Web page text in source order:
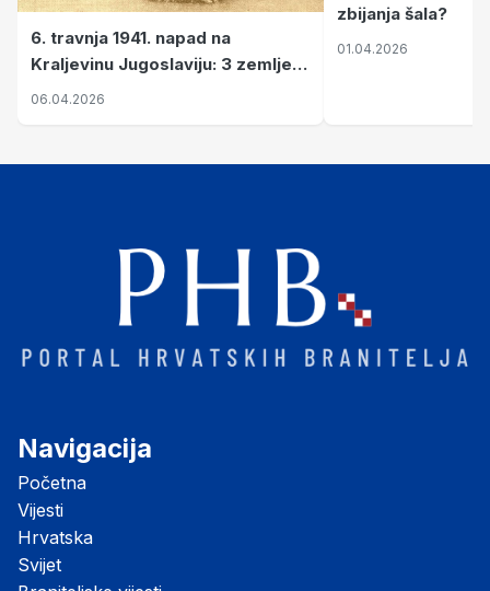
6. travnja 1941. napad na
Kraljevinu Jugoslaviju: 3 zemlje
nastale njenim raspadom
06.04.2026
zbijanja šala?
01.04.2026
Navigacija
Početna
Vijesti
Hrvatska
Svijet